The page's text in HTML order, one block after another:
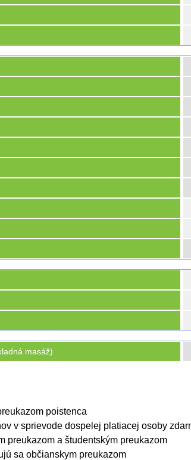
masáž)
poistenca
v sprievode dospelej platiacej osoby
preukazom a študentským preukazom
sa občianskym preukazom